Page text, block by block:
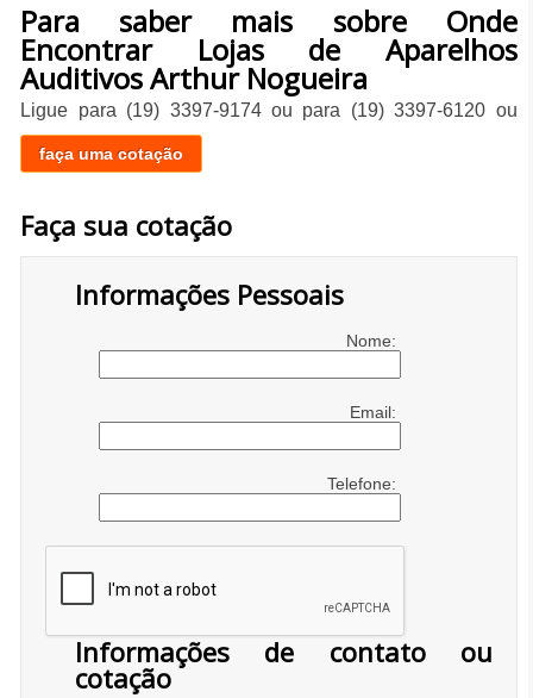
Para saber mais sobre Onde
Encontrar Lojas de Aparelhos
Auditivos Arthur Nogueira
Ligue para (19) 3397-9174ou para (19) 3397-6120 ou
faça uma cotação
Faça sua cotação
Informações Pessoais
Nome:
Email:
Telefone:
Informações de contato ou
cotação